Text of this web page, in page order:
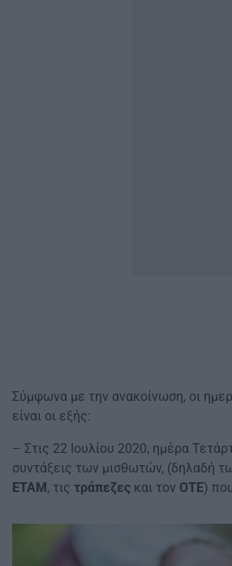
Σύμφωνα με την ανακοίνωση, οι
είναι οι εξής:
– Στις 22 Ιουλίου 2020, ημέρα
συντάξεις των μισθωτών, (δηλαδή
ΕΤΑΜ , τις τράπεζες και τον ΟΤΕ)